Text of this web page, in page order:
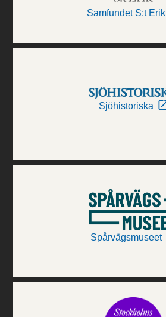
Samfundet S:t Erik
Sjöhistoriska
Spårvägsmuseet